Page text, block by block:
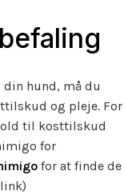
hund, må du
og pleje. For
til kosttilskud
for
for at finde de